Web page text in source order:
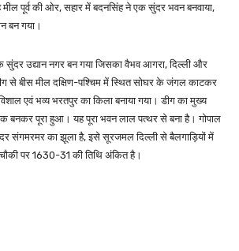
पूर्व की ओर, सहार में बदनसिंह ने एक सुंदर भवन बनवाया,
बन गया।
सुंदर उद्यान नगर बन गया जिसका वैभव आगरा, दिल्ली और
से बीस मील दक्षिण-पश्चिम में स्थित सोघर के जंगल काटकर
एवं भव्य भरतपुर का किला बनाया गया। डीग का मुख्य
बनकर पूरा हुआ। यह पूरा भवन लाल पत्थर से बना है। गोपाल
संगमरमर का झूला है, इसे सूरजमल दिल्ली से बैलगाड़ियों में
पर 1630-31 की तिथि अंकित है।